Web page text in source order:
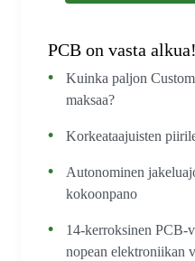
PCB on vasta
Kuinka paljon
maksaa?
Korkeataajuisten
Autonominen
kokoonpano
14-kerroksinen PCB-
nopean elektroniikan